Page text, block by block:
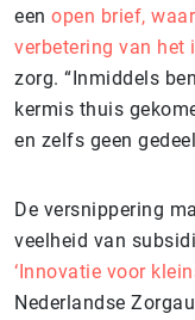
een open brief,
verbetering van
zorg. “Inmiddels
kermis thuis
en zelfs geen
De versnippering
veelheid van
‘Innovatie voor
Nederlandse